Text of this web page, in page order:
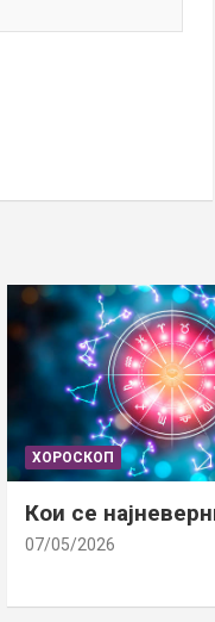
ХОРОСКОП
Кои се
07/05/2026